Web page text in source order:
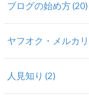
ブログの始め方(20)
ヤフオク・メルカリ
人見知り (2)